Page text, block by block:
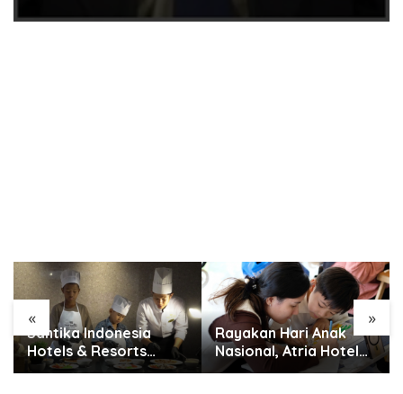
« »
Rayakan Hari Anak
Nasional, Atria Hotel
Gading Serpong Gelar
Bukan Sekadar
Kenyang, Anak dan Ibu
Hamil di Tangsel